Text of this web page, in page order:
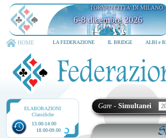
TORNEO CITTA' DI MILANO
6-8 dicembre 2026
HOME LA FEDERAZIONE IL BRIDGE ALBI e
ELABORAZIONI
Classifiche
13.00-14.00
18.00-09.00
Gare - Simultanei